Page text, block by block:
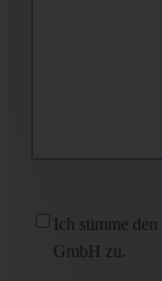
Ohne
Titel(erforderlich)
Ich stimme den
GmbH zu.